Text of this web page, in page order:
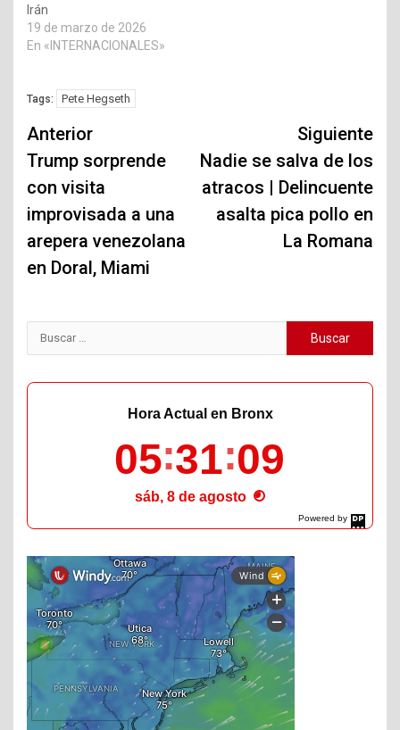
Irán
19 de marzo de 2026
En «INTERNACIONALES»
Tags: Pete Hegseth
Navegación
de
entradas
Anterior
Trump sorprende
con visita
improvisada a una
arepera venezolana
en Doral, Miami
Siguiente
Nadie se salva de los
atracos | Delincuente
asalta pica pollo en
La Romana
Buscar:
Powered by
DaysPedia.com
Hora Actual en Bronx
05 31 10
sáb, 8 de agosto